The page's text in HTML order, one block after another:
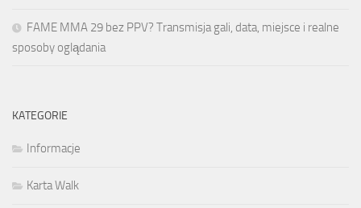
FAME MMA 29 bez PPV? Transmisja gali, data, miejsce i realne
sposoby oglądania
KATEGORIE
Informacje
Karta Walk